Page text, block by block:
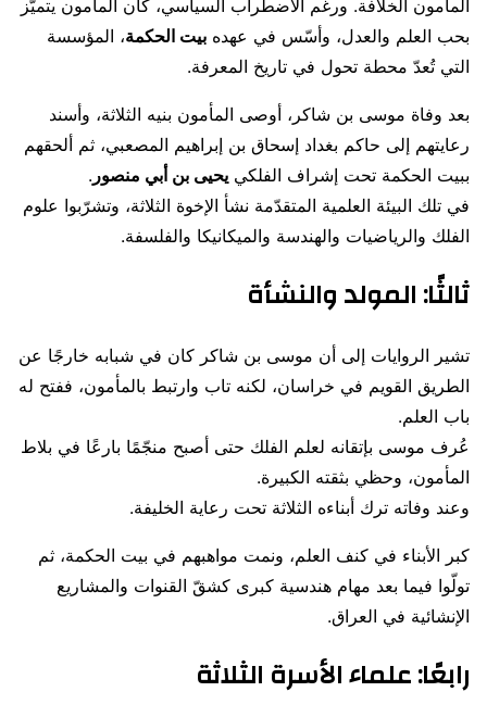
المأمون الخلافة. ورغم الاضطراب السياسي، كان المأمون يتميّز
بحب العلم والعدل، وأسّس في عهده بيت الحكمة، المؤسسة
التي تُعدّ محطة تحول في تاريخ المعرفة.
بعد وفاة موسى بن شاكر، أوصى المأمون بنيه الثلاثة، وأسند
رعايتهم إلى حاكم بغداد إسحاق بن إبراهيم المصعبي، ثم ألحقهم
ببيت الحكمة تحت إشراف الفلكي يحيى بن أبي منصور .
في تلك البيئة العلمية المتقدّمة نشأ الإخوة الثلاثة، وتشرّبوا علوم
الفلك والرياضيات والهندسة والميكانيكا والفلسفة.
ثالثًا: المولد والنشأة
تشير الروايات إلى أن موسى بن شاكر كان في شبابه خارجًا عن
الطريق القويم في خراسان، لكنه تاب وارتبط بالمأمون، ففتح له
باب العلم.
عُرف موسى بإتقانه لعلم الفلك حتى أصبح منجّمًا بارعًا في بلاط
المأمون، وحظي بثقته الكبيرة.
وعند وفاته ترك أبناءه الثلاثة تحت رعاية الخليفة.
كبر الأبناء في كنف العلم، ونمت مواهبهم في بيت الحكمة، ثم
تولّوا فيما بعد مهام هندسية كبرى كشقّ القنوات والمشاريع
الإنشائية في العراق.
رابعًا: علماء الأسرة الثلاثة